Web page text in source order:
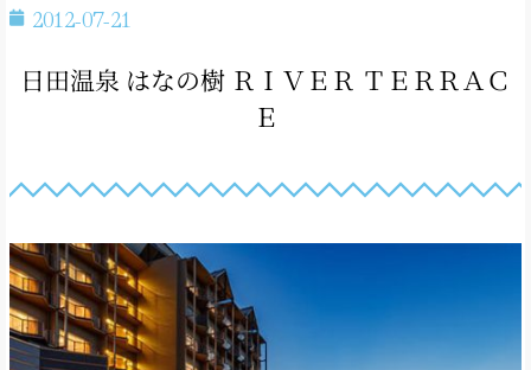
2012-07-21
日田温泉 はなの樹 ＲＩＶＥＲ ＴＥＲＲＡＣ
Ｅ